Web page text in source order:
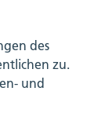
des
zu.
und